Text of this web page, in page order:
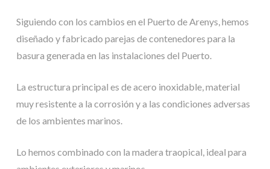
Siguiendo con los cambios en el Puerto de Arenys, hemos
diseñado y fabricado parejas de contenedores para la
basura generada en las instalaciones del Puerto.
La estructura principal es de acero inoxidable, material
muy resistente a la corrosión y a las condiciones adversas
de los ambientes marinos.
Lo hemos combinado con la madera traopical, ideal para